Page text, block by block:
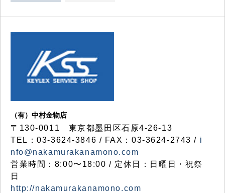
（有）中村金物店
〒130-0011 東京都墨田区石原4-26-13
TEL：03-3624-3846 / FAX：03-3624-2743 / i
nfo@nakamurakanamono.com
営業時間：8:00〜18:00 / 定休日：日曜日・祝祭
日
http://nakamurakanamono.com